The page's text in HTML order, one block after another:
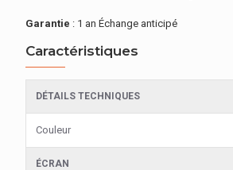
Garantie : 1 an Échange anticipé
Caractéristiques
DÉTAILS TECHNIQUES
Couleur
ÉCRAN